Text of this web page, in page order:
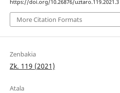
https://doi.org/10.26876/uztaro.119.2021.3
More Citation Formats
Zenbakia
Zk. 119 (2021)
Atala